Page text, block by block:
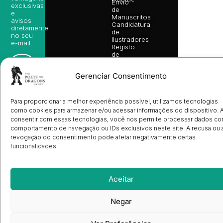
Gerenciar Consentimento
Para proporcionar a melhor experiência possível, utilizamos tecnologias
como cookies para armazenar e/ou acessar informações do dispositivo.
consentir com essas tecnologias, você nos permite processar dados
comportamento de navegação ou IDs exclusivos neste site. A recusa ou
revogação do consentimento pode afetar negativamente certas
funcionalidades.
Aceitar
Negar
Envio
de
Manuscritos
Candidatura
de
Ilustradores
Registo
de
exclusivas
e
avisos
diretamente
no seu
e-mail.
Subscrever